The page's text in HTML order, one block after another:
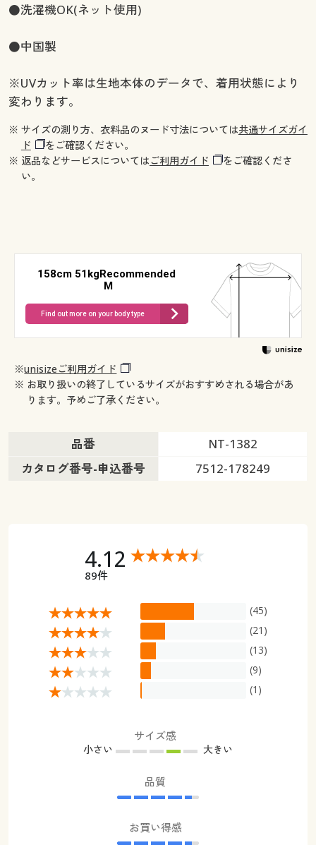
●洗濯機OK(ネット使用)
●中国製
※UVカット率は生地本体のデータで、着用状態により
変わります。
※ サイズの測り方、衣料品のヌード寸法については共通サイズガイ
ド
をご確認ください。
※ 返品などサービスについてはご利用ガイド
をご確認くださ
い。
158cm 51kgRecommended
M
Find out more on your body type
※unisizeご利用ガイド
※ お取り扱いの終了しているサイズがおすすめされる場合があ
ります。予めご了承ください。
品番
NT-1382
カタログ番号-申込番号
7512-178249
4.12
89件
(45)
(21)
(13)
(9)
(1)
サイズ感
小さい 大きい
品質
お買い得感